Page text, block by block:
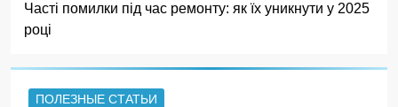
Часті помилки під час ремонту: як їх уникнути у 2025
році
ПОЛЕЗНЫЕ СТАТЬИ